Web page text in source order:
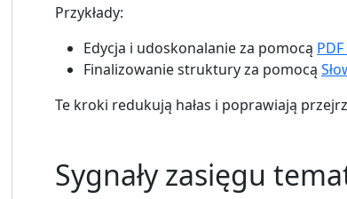
Przykłady:
Edycja i udoskonalanie za pomocą
Finalizowanie struktury za pomocą
Te kroki redukują hałas i poprawiają
Sygnały zasięgu